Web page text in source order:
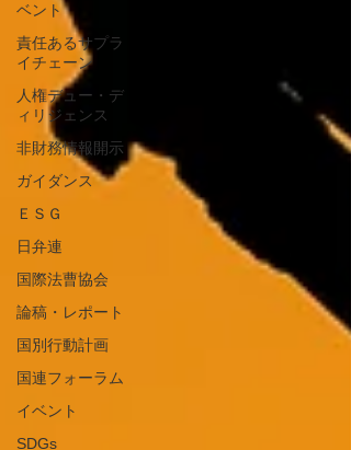
ベント
責任あるサプラ
イチェーン
人権デュー・デ
ィリジェンス
非財務情報開示
ガイダンス
ＥＳＧ
日弁連
国際法曹協会
論稿・レポート
国別行動計画
国連フォーラム
イベント
SDGs